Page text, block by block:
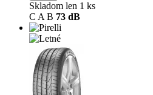
Skladom len 1 ks
C A B 73 dB